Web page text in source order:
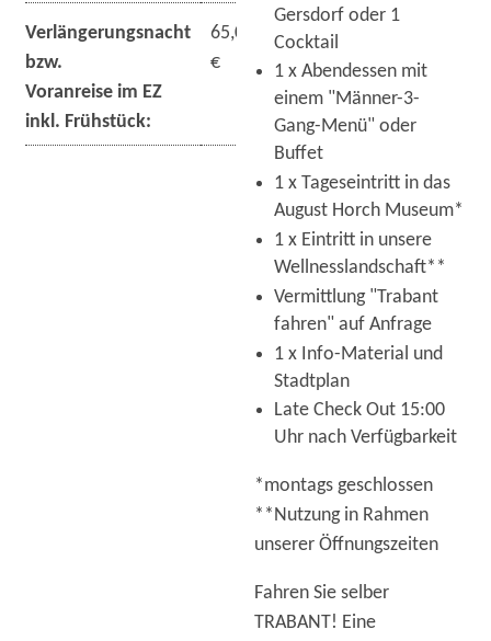
Verlängerungsnacht
bzw.
Voranreise im EZ
inkl. Frühstück:
65,00
€
Gersdorf oder 1
Cocktail
1 x Abendessen mit
einem "Männer-3-
Gang-Menü" oder
Buffet
1 x Tageseintritt in das
August Horch Museum*
1 x Eintritt in unsere
Wellnesslandschaft**
Vermittlung "Trabant
fahren" auf Anfrage
1 x Info-Material und
Stadtplan
Late Check Out 15:00
Uhr nach Verfügbarkeit
*montags geschlossen
**Nutzung in Rahmen
unserer Öffnungszeiten
Fahren Sie selber
TRABANT! Eine